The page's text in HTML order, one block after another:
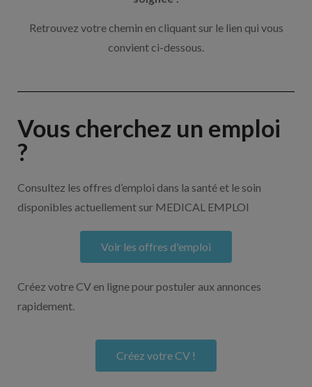
Retrouvez votre chemin en cliquant sur le lien qui vous
convient ci-dessous.
Vous cherchez un emploi
?
Consultez les offres d’emploi dans la santé et le soin
disponibles actuellement sur MEDICAL EMPLOI
Voir les offres d'emploi
Créez votre CV en ligne pour postuler aux annonces
rapidement.
Créez votre CV !